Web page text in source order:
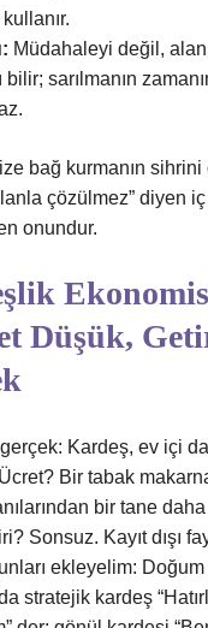
Müdahaleyi değil, alan
bilir; sarılmanın
bağ kurmanın sihrini
çözülmez” diyen
onundur.
Düşük,
Kardeş, ev içi
Bir tabak
bir tane
Sonsuz. Kayıt dışı
ekleyelim:
stratejik kardeş